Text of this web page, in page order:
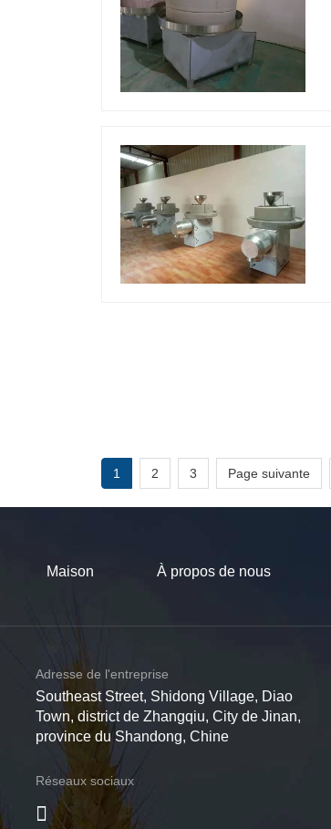
1 2 3 Page suivante
Maison À propos de nous
Adresse de l'entreprise
Southeast Street, Shidong Village, Diao
Town, district de Zhangqiu, City de Jinan,
province du Shandong, Chine
Réseaux sociaux